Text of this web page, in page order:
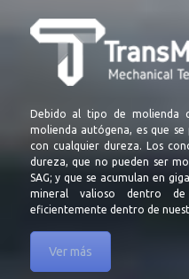
Debido al tipo de molienda
molienda autógena, es que
con cualquier dureza. Los
dureza, que no pueden ser
SAG; y que se acumulan en
mineral valioso dentro
eficientemente dentro de
Ver más